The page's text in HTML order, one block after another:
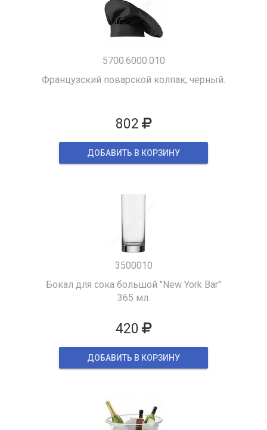
5700.6000.010
Французский поварской колпак, черный.
802
ДОБАВИТЬ В КОРЗИНУ
3500010
Бокал для сока большой "New York Bar"
365 мл.
420
ДОБАВИТЬ В КОРЗИНУ